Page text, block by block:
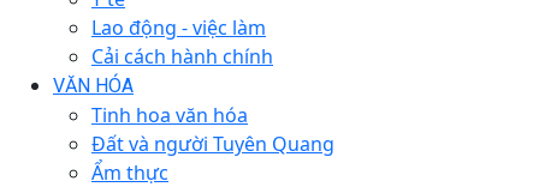
Lao động - việc làm
Cải cách hành chính
VĂN HÓA
Tinh hoa văn hóa
Đất và người Tuyên Quang
Ẩm thực